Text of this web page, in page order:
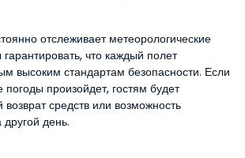
отслеживает метеорологические
что каждый полет
высоким стандартам безопасности. Если
произойдет, гостям будет
средств или возможность
день.